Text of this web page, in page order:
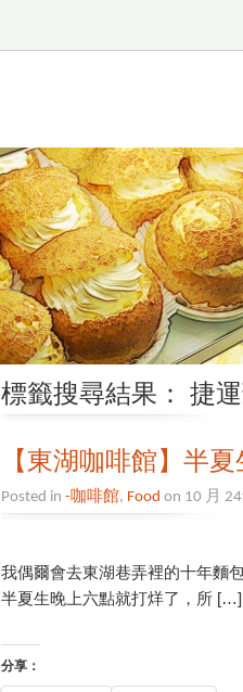
標籤搜尋結果： 捷
【東湖咖啡館】半夏
Posted in -咖啡館, Food on 10 月
我偶爾會去東湖巷弄裡的十年麵
半夏生晚上六點就打烊了，所 […]
分享：